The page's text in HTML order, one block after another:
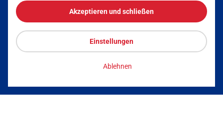
jederzeit die volle Kontrolle über Ihre Daten, denn die Auswahl kann
jederzeit geändert werden. Weitere Informationen zur Mainova finden
Sie imImpressumund in denDatenschutzhinweisen.
Ablehnen
Einstellungen
Akzeptieren und schließen
Tarife & Angebote
Erdgas für Zuhause
Services & Informationen
Podcast